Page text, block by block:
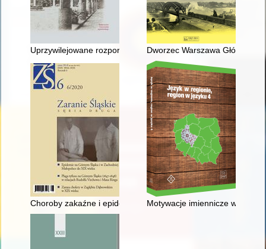
Uprzywilejowane rozporządzenia ostatniej woli sporządzane
Dworzec Warszawa Główna i
Choroby zakaźne i epidemie na Górnym Śląsku i w
Motywacje imiennicze w XIX-